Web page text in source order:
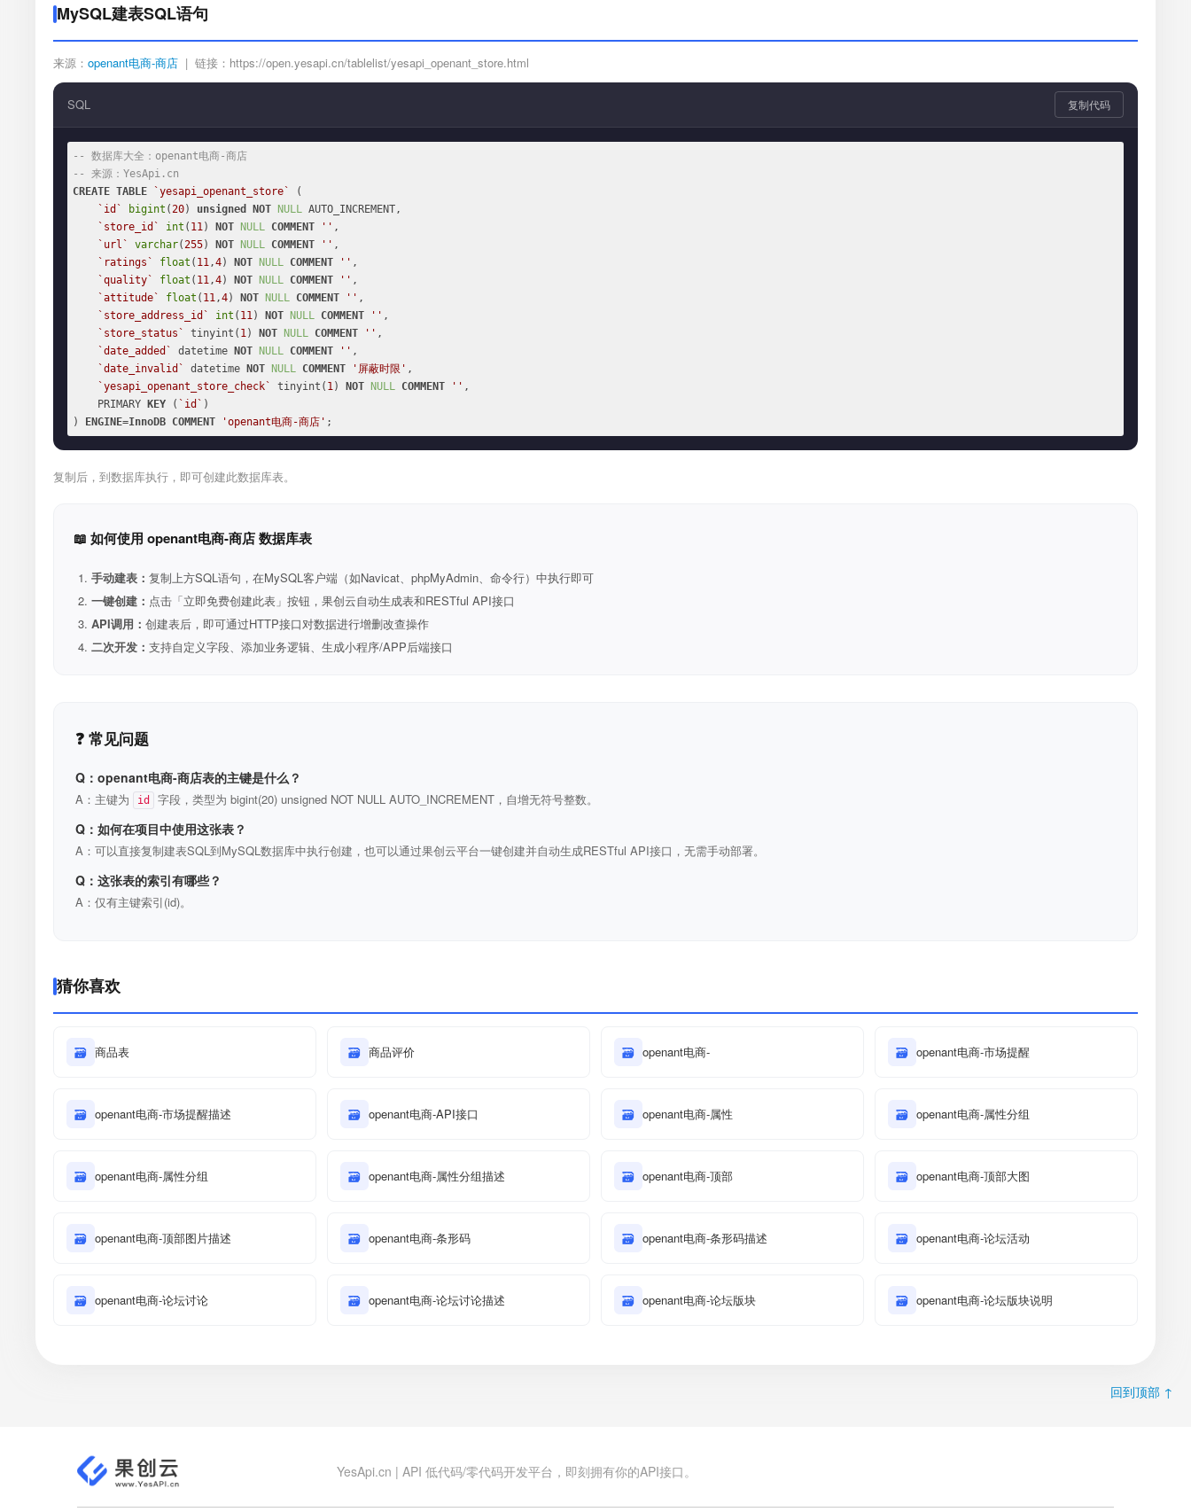
MySQL建表SQL语句
来源： openant电商-商店 | 链接：https://open.yesapi.cn/tablelist/yesapi_openant_store.html
SQL 复制代码
-- 数据库大全：openant电商-商店
-- 来源：YesApi.cn
CREATE TABLE `yesapi_openant_store`
(
`id`
bigint (20) unsigned NOT NULL AUTO_INCREMENT,
`store_id`
int ( 11) NOT NULL COMMENT '' ,
`url`
varchar(255) NOT NULL COMMENT '' ,
`ratings`
float ( 11,4) NOT NULL COMMENT '' ,
`quality`
float ( 11,4) NOT NULL COMMENT '' ,
`attitude`
float ( 11,4) NOT NULL COMMENT '' ,
`store_address_id`
int ( 11) NOT NULL COMMENT '' ,
`store_status`
tinyint( 1) NOT NULL COMMENT '' ,
`date_added`
datetime NOT NULL COMMENT '' ,
`date_invalid`
datetime NOT NULL COMMENT '屏蔽时限' ,
`yesapi_openant_store_check`
tinyint( 1) NOT NULL COMMENT '' ,
    PRIMARY
KEY ( `id` )
)
ENGINE=InnoDB COMMENT 'openant电商-商店' ;
复制后，到数据库执行，即可创建此数据库表。
📖 如何使用 openant电商-商店 数据库表
手动建表： 复制上方SQL语句，在MySQL客户端（如Navicat、phpMyAdmin、命令行）中执行即可
一键创建： 点击「立即免费创建此表」按钮，果创云自动生成表和RESTful API接口
API调用： 创建表后，即可通过HTTP接口对数据进行增删改查操作
二次开发： 支持自定义字段、添加业务逻辑、生成小程序/APP后端接口
❓ 常见问题
Q：openant电商-商店表的主键是什么？
A：主键为 id 字段，类型为 bigint(20) unsigned NOT NULL AUTO_INCREMENT，自增无符号整数。
Q：如何在项目中使用这张表？
A：可以直接复制建表SQL到MySQL数据库中执行创建，也可以通过果创云平台一键创建并自动生成RESTful API接口，无需手动部署。
Q：这张表的索引有哪些？
A：仅有主键索引(id)。
猜你喜欢
🗃 商品表 🗃 商品评价 🗃 openant电商- 🗃 openant电商-市场提醒
🗃 openant电商-市场提醒描述 🗃 openant电商-API接口 🗃 openant电商-属性 🗃 openant电商-属性分组
🗃 openant电商-属性分组 🗃 openant电商-属性分组描述 🗃 openant电商-顶部 🗃 openant电商-顶部大图
🗃 openant电商-顶部图片描述 🗃 openant电商-条形码 🗃 openant电商-条形码描述 🗃 openant电商-论坛活动
🗃 openant电商-论坛讨论 🗃 openant电商-论坛讨论描述 🗃 openant电商-论坛版块 🗃 openant电商-论坛版块说明
回到顶部 ↑
YesApi.cn | API 低代码/零代码开发平台，即刻拥有你的API接口。